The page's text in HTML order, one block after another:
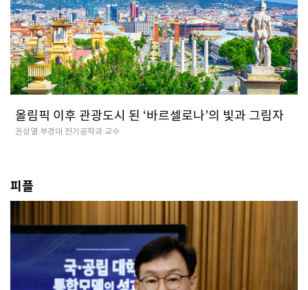
올림픽 이후 관광도시 된 ‘바르셀로나’의 빛과 그림자
권성열 부경대 전기공학과 교수
피플